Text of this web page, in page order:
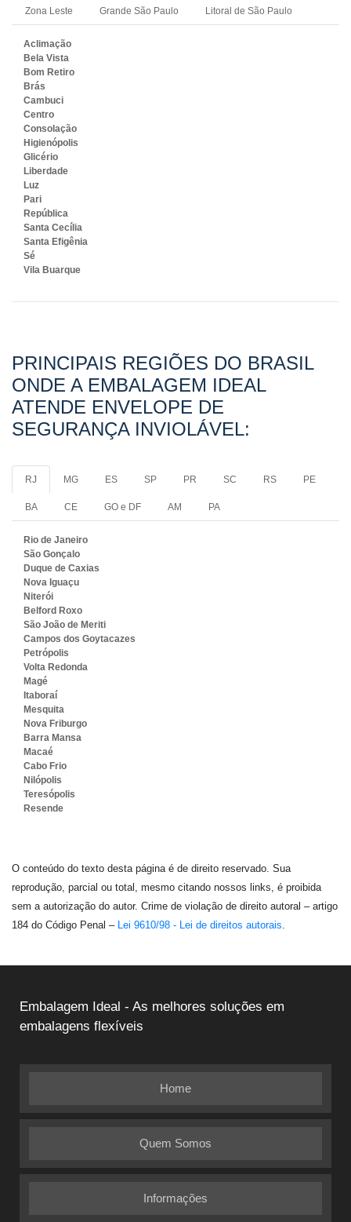
Zona Leste Grande São Paulo Litoral de São Paulo
Aclimação
Bela Vista
Bom Retiro
Brás
Cambuci
Centro
Consolação
Higienópolis
Glicério
Liberdade
Luz
Pari
República
Santa Cecília
Santa Efigênia
Sé
Vila Buarque
PRINCIPAIS REGIÕES DO BRASIL
ONDE A EMBALAGEM IDEAL
ATENDE ENVELOPE DE
SEGURANÇA INVIOLÁVEL:
RJ MG ES SP PR SC RS PE
BA CE GO e DF AM PA
Rio de Janeiro
São Gonçalo
Duque de Caxias
Nova Iguaçu
Niterói
Belford Roxo
São João de Meriti
Campos dos Goytacazes
Petrópolis
Volta Redonda
Magé
Itaboraí
Mesquita
Nova Friburgo
Barra Mansa
Macaé
Cabo Frio
Nilópolis
Teresópolis
Resende
O conteúdo do texto desta página é de direito reservado. Sua
reprodução, parcial ou total, mesmo citando nossos links, é proibida
sem a autorização do autor. Crime de violação de direito autoral – artigo
184 do Código Penal – Lei 9610/98 - Lei de direitos autorais
Embalagem Ideal - As melhores soluções em
embalagens flexíveis
Home
Quem Somos
Informações